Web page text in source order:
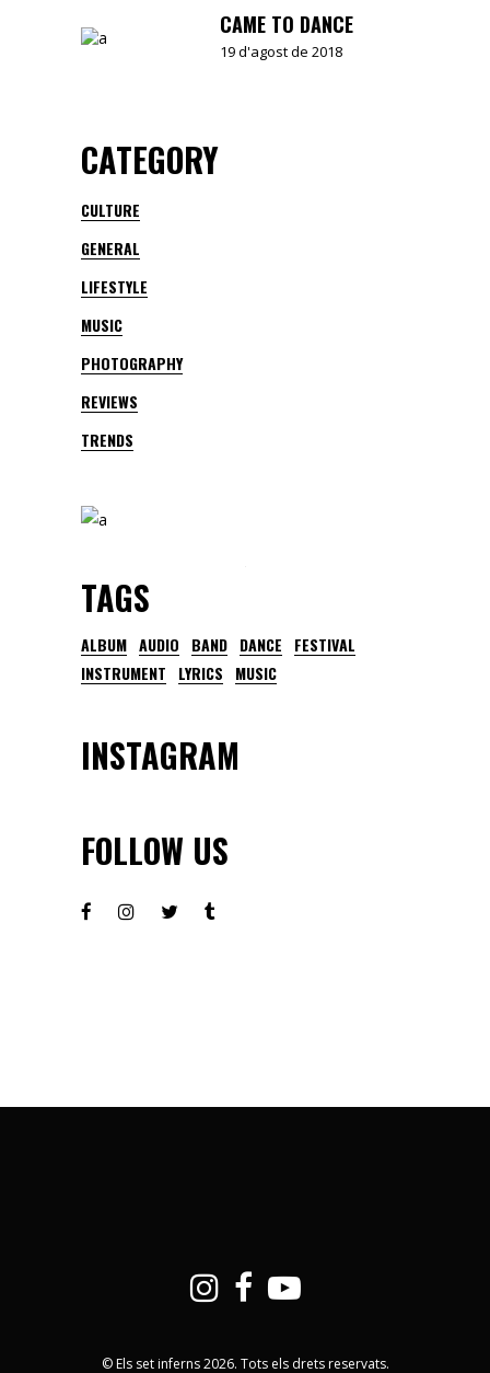
CAME TO DANCE
19 d'agost de 2018
CATEGORY
CULTURE
GENERAL
LIFESTYLE
MUSIC
PHOTOGRAPHY
REVIEWS
TRENDS
TAGS
ALBUM AUDIO BAND DANCE
FESTIVAL
INSTRUMENT
LYRICS MUSIC
INSTAGRAM
FOLLOW US
© Els set inferns 2026. Tots els drets reservats.